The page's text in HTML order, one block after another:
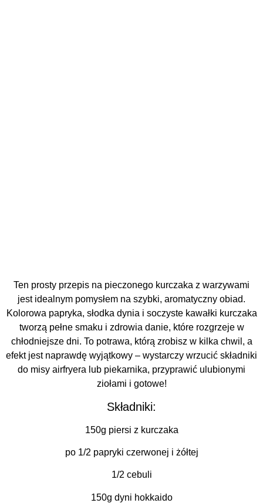
Ten prosty przepis na pieczonego kurczaka z warzywami
jest idealnym pomysłem na szybki, aromatyczny obiad.
Kolorowa papryka, słodka dynia i soczyste kawałki kurczaka
tworzą pełne smaku i zdrowia danie, które rozgrzeje w
chłodniejsze dni. To potrawa, którą zrobisz w kilka chwil, a
efekt jest naprawdę wyjątkowy – wystarczy wrzucić składniki
do misy airfryera lub piekarnika, przyprawić ulubionymi
ziołami i gotowe!
Składniki:
150g piersi z kurczaka
po 1/2 papryki czerwonej i żółtej
1/2 cebuli
150g dyni hokkaido